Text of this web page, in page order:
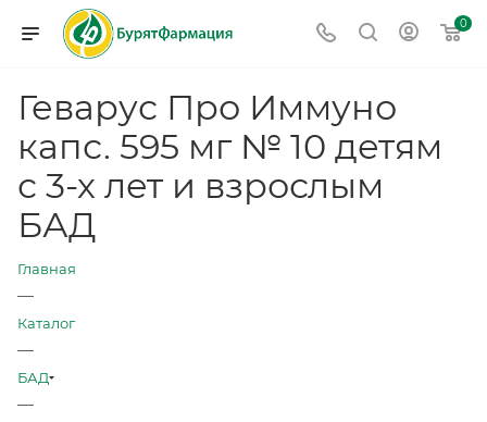
0
Геварус Про Иммуно
капс. 595 мг № 10 детям
с 3-х лет и взрослым
БАД
Главная
—
Каталог
—
БАД
—